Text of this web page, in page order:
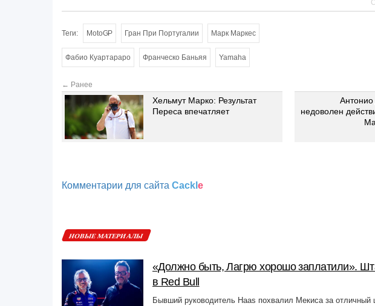
Теги: MotoGP Гран При Португалии Марк Маркес
Фабио Куартараро Франческо Баньяя Yamaha
← Ранее
Хельмут Марко: Результат
Переса впечатляет
недоволен
Комментарии для сайта Cackl e
НОВЫЕ МАТЕРИАЛЫ
«Должно быть, Лагрю хорошо заплатили».
в Red Bull
Бывший руководитель Haas похвалил Мекиса за отличный